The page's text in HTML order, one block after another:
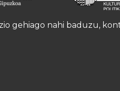
gehiago nahi baduzu,